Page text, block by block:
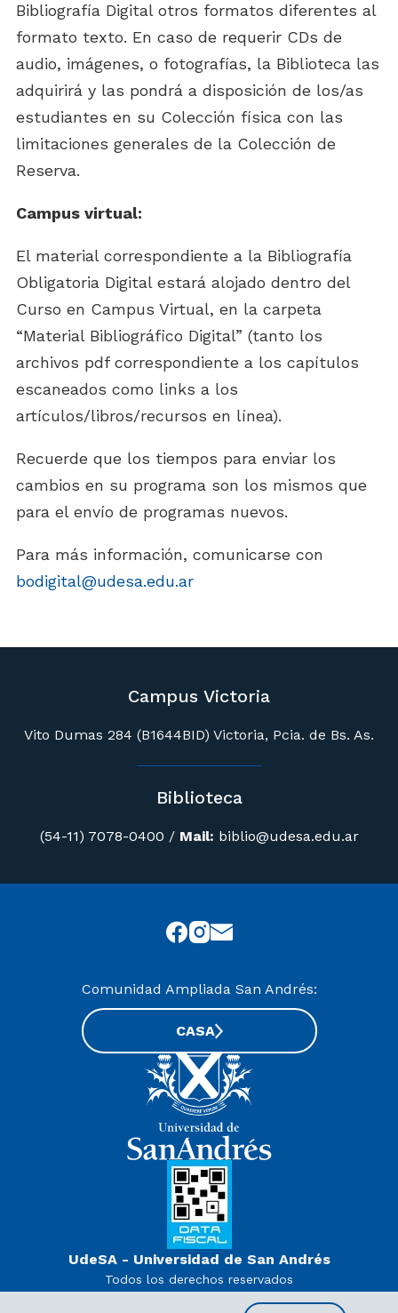
Bibliografía Digital otros formatos diferentes al
formato texto. En caso de requerir CDs de
audio, imágenes, o fotografías, la Biblioteca las
adquirirá y las pondrá a disposición de los/as
estudiantes en su Colección física con las
limitaciones generales de la Colección de
Reserva.
Campus virtual:
El material correspondiente a la Bibliografía
Obligatoria Digital estará alojado dentro del
Curso en Campus Virtual, en la carpeta
“Material Bibliográfico Digital” (tanto los
archivos pdf correspondiente a los capítulos
escaneados como links a los
artículos/libros/recursos en línea).
Recuerde que los tiempos para enviar los
cambios en su programa son los mismos que
para el envío de programas nuevos.
Para más información, comunicarse con
bodigital@udesa.edu.ar
Campus Victoria
Vito Dumas 284 (B1644BID) Victoria, Pcia. de Bs. As.
Biblioteca
(54-11) 7078-0400 / Mail: biblio@udesa.edu.ar
UdeSA - Universidad de San Andrés
Todos los derechos reservados
Comunidad Ampliada San Andrés:
CASA